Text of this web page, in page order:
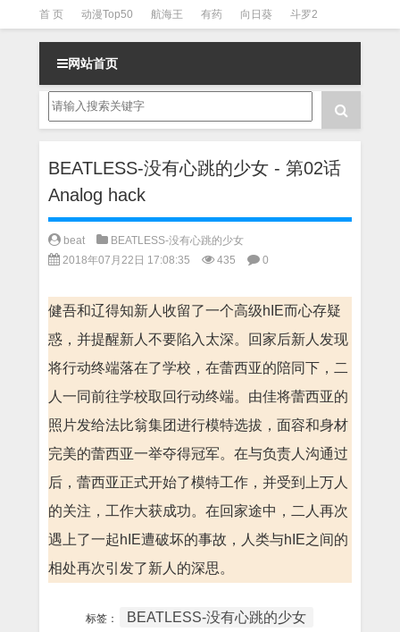
首 页 动漫Top50 航海王 有药 向日葵 斗罗2
斗罗3 火影 一拳超人 柯南 阴阳师 节目清单
网站首页
BEATLESS-没有心跳的少女 - 第02话
Analog hack
beat
BEATLESS-没有心跳的少女
2018年07月22日 17:08:35
435 0
健吾和辽得知新人收留了一个高级hIE而心存疑
惑，并提醒新人不要陷入太深。回家后新人发现
将行动终端落在了学校，在蕾西亚的陪同下，二
人一同前往学校取回行动终端。由佳将蕾西亚的
照片发给法比翁集团进行模特选拔，面容和身材
完美的蕾西亚一举夺得冠军。在与负责人沟通过
后，蕾西亚正式开始了模特工作，并受到上万人
的关注，工作大获成功。在回家途中，二人再次
遇上了一起hIE遭破坏的事故，人类与hIE之间的
相处再次引发了新人的深思。
标签： BEATLESS-没有心跳的少女